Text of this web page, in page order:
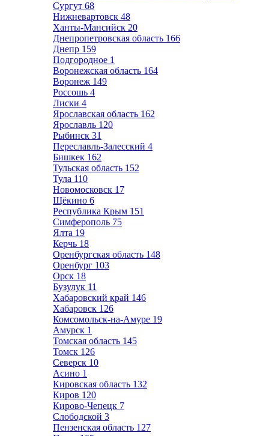
Сургут 68
Нижневартовск 48
Ханты-Мансийск 20
Днепропетровская область 166
Днепр 159
Подгородное 1
Воронежская область 164
Воронеж 149
Россошь 4
Лиски 4
Ярославская область 162
Ярославль 120
Рыбинск 31
Переславль-Залесский 4
Бишкек 162
Тульская область 152
Тула 110
Новомосковск 17
Щёкино 6
Республика Крым 151
Симферополь 75
Ялта 19
Керчь 18
Оренбургская область 148
Оренбург 103
Орск 18
Бузулук 11
Хабаровский край 146
Хабаровск 126
Комсомольск-на-Амуре 19
Амурск 1
Томская область 145
Томск 126
Северск 10
Асино 1
Кировская область 132
Киров 120
Кирово-Чепецк 7
Слободской 3
Пензенская область 127